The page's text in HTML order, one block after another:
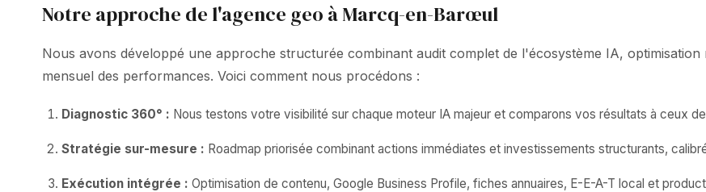
Notre approche de l'agence geo à Marcq-en-Barœul
Nous avons développé une approche structurée combinant audit complet de l'écosystème IA,
mensuel des performances. Voici comment nous procédons :
Diagnostic 360° : Nous testons votre visibilité sur chaque moteur IA majeur et comparons vos résultats à ceux
Stratégie sur-mesure : Roadmap priorisée combinant actions immédiates et investissements structurants,
Exécution intégrée : Optimisation de contenu, Google Business Profile, fiches annuaires, E-E-A-T local et